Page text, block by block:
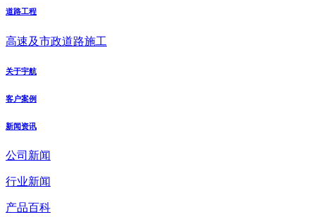
道路工程
高速及市政道路施工
关于宇航
客户案例
新闻资讯
公司新闻
行业新闻
产品百科